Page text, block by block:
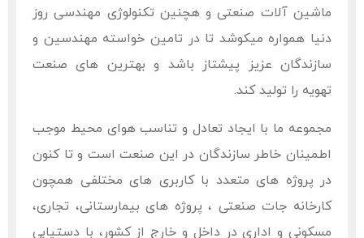
ماشین آلات صنعتی و هچنین تکنولوژی مهندسی روز
دنیا همواره میکوشد تا در تامین خواسته مهندسین و
سازندگان عزیز پیشتاز باشد و بهترین های صنعت
تهویه را تولید کند.
مجموعه ما با ایجاد تعادل و تناسب هوای محیط موجب
اطمینان خاطر سازندگان در این صنعت است و تا کنون
در پروژه های متعدد با کاربری های مختلفی همچون
کارخانه جات صنعتی ، پروژه های بیمارستانی، تجاری،
مسکونی و اداری در داخل و خارج از کشور، با دستیابی